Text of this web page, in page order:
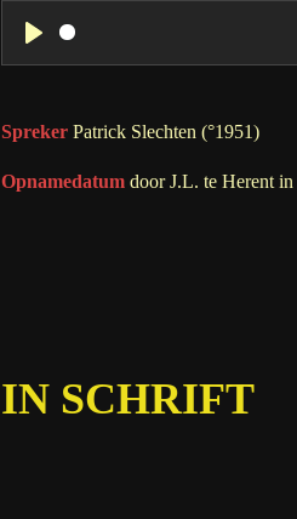
P
a
Spreker Patrick Slechten (°1951)
Opnamedatum door J.L. te Herent in
IN SCHRIFT